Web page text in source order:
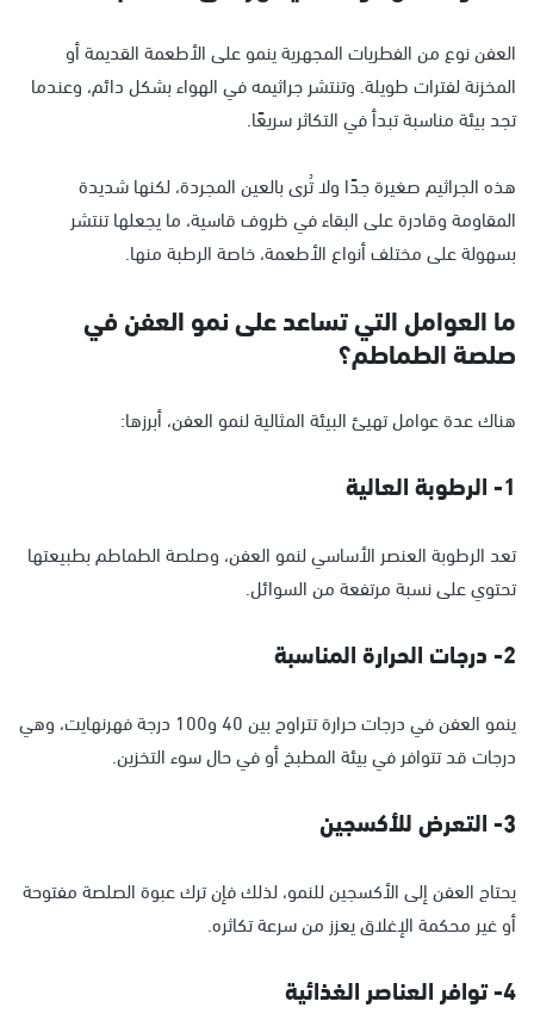
العفن نوع من الفطريات المجهرية ينمو على الأطعمة القديمة أو
المخزنة لفترات طويلة. وتنتشر جراثيمه في الهواء بشكل دائم، وعندما
تجد بيئة مناسبة تبدأ في التكاثر سريعًا.
هذه الجراثيم صغيرة جدًا ولا تُرى بالعين المجردة، لكنها شديدة
المقاومة وقادرة على البقاء في ظروف قاسية، ما يجعلها تنتشر
بسهولة على مختلف أنواع الأطعمة، خاصة الرطبة منها.
ما العوامل التي تساعد على نمو العفن في
صلصة الطماطم؟
هناك عدة عوامل تهيئ البيئة المثالية لنمو العفن، أبرزها:
1- الرطوبة العالية
تعد الرطوبة العنصر الأساسي لنمو العفن، وصلصة الطماطم بطبيعتها
تحتوي على نسبة مرتفعة من السوائل.
2- درجات الحرارة المناسبة
ينمو العفن في درجات حرارة تتراوح بين 40 و100 درجة فهرنهايت، وهي
درجات قد تتوافر في بيئة المطبخ أو في حال سوء التخزين.
3- التعرض للأكسجين
يحتاج العفن إلى الأكسجين للنمو، لذلك فإن ترك عبوة الصلصة مفتوحة
أو غير محكمة الإغلاق يعزز من سرعة تكاثره.
4- توافر العناصر الغذائية